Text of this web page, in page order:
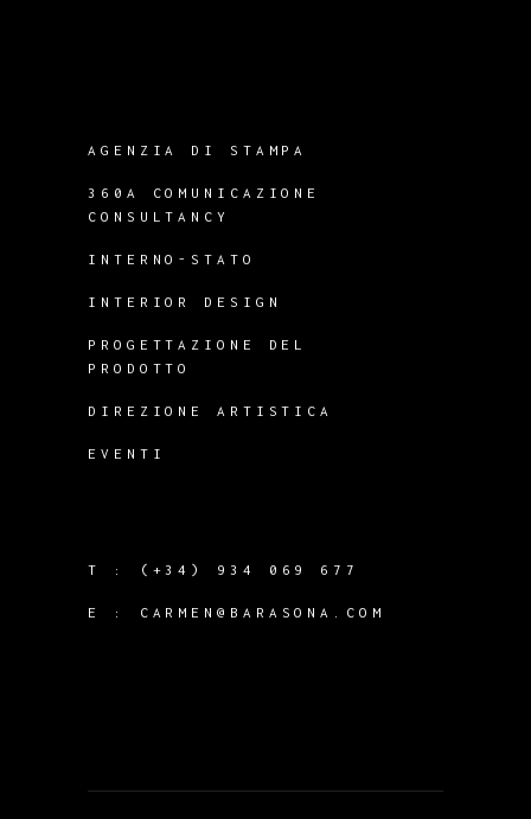
AGENZIA DI STAMPA
360A COMUNICAZIONE
CONSULTANCY
INTERNO-STATO
INTERIOR DESIGN
PROGETTAZIONE DEL
PRODOTTO
DIREZIONE ARTISTICA
EVENTI
T : (+34) 934 069 677
E : CARMEN@BARASONA.COM